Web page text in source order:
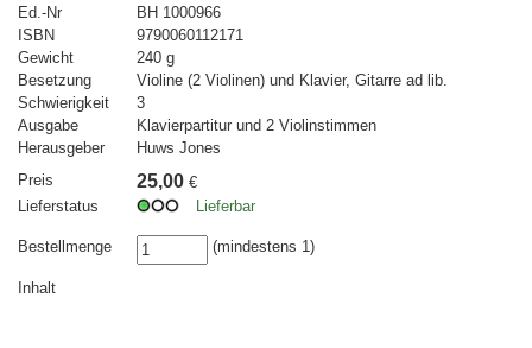
Ed.-Nr
BH 1000966
ISBN
9790060112171
Gewicht
240 g
Besetzung
Violine (2 Violinen) und Klavier, Gitarre ad lib.
Schwierigkeit
3
Ausgabe
Klavierpartitur und 2 Violinstimmen
Herausgeber
Huws Jones
Preis
25,00 €
Lieferstatus
Lieferbar
Bestellmenge (mindestens 1)
Inhalt